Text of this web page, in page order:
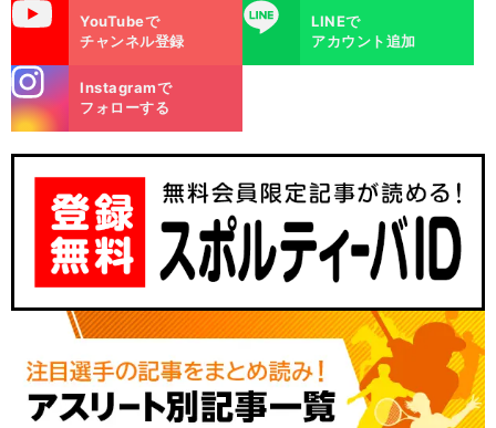
YouTubeで
チャンネル登録
LINE
LINEで
アカウント追加
m
Instagramで
フォローする